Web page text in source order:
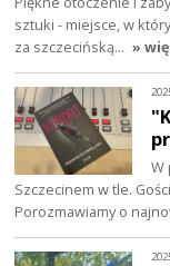
sztuki - miejsce, w
za szczecińską… »
W
Szczecinem w tle.
Porozmawiamy o